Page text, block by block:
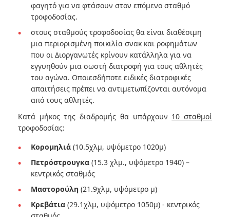
φαγητό για να φτάσουν στον επόμενο σταθμό
τροφοδοσίας.
στους σταθμούς τροφοδοσίας θα είναι διαθέσιμη
μια περιορισμένη ποικιλία σνακ και ροφημάτων
που οι Διοργανωτές κρίνουν κατάλληλα για να
εγγυηθούν μια σωστή διατροφή για τους αθλητές
του αγώνα. Οποιεσδήποτε ειδικές διατροφικές
απαιτήσεις πρέπει να αντιμετωπίζονται αυτόνομα
από τους αθλητές.
Κατά μήκος της διαδρομής θα υπάρχουν 10 σταθμοί
τροφοδοσίας:
Κορομηλιά (10.5χλμ, υψόμετρο 1020μ)
Πετρόστρουγκα (15.3 χλμ., υψόμετρο 1940) –
κεντρικός σταθμός
Μαστορούλη (21.9χλμ, υψόμετρο μ)
Κρεβάτια (29.1χλμ, υψόμετρο 1050μ) - κεντρικός